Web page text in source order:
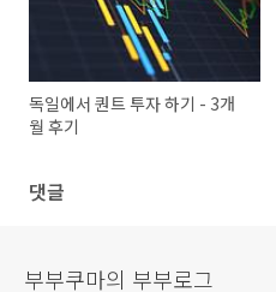
독일에서 퀀트 투자 하기 - 3개
월 후기
댓글
부부쿠마의 부부로그